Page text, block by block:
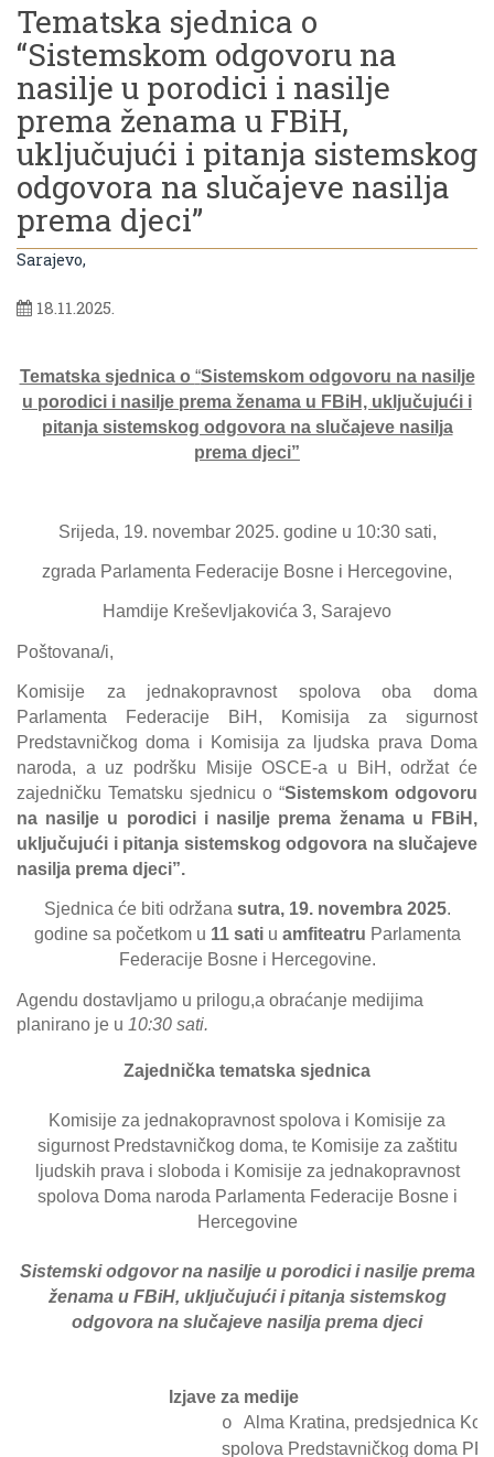
Tematska sjednica o
“Sistemskom odgovoru na
nasilje u porodici i nasilje
prema ženama u FBiH,
uključujući i pitanja sistemskog
odgovora na slučajeve nasilja
prema djeci”
Sarajevo,
18.11.2025.
Tematska sjednica o “Sistemskom odgovoru na nasilje
u porodici i nasilje prema ženama u FBiH, uključujući i
pitanja sistemskog odgovora na slučajeve nasilja
prema djeci”
Srijeda, 19. novembar 2025. godine u 10:30 sati,
zgrada Parlamenta Federacije Bosne i Hercegovine,
Hamdije Kreševljakovića 3, Sarajevo
Poštovana/i,
Komisije za jednakopravnost spolova oba doma
Parlamenta Federacije BiH, Komisija za sigurnost
Predstavničkog doma i Komisija za ljudska prava Doma
naroda, a uz podršku Misije OSCE-a u BiH, održat će
zajedničku Tematsku sjednicu o “Sistemskom odgovoru
na nasilje u porodici i nasilje prema ženama u FBiH,
uključujući i pitanja sistemskog odgovora na slučajeve
nasilja prema djeci”.
Sjednica će biti održana sutra, 19. novembra 2025.
godine sa početkom u 11 satiu amfiteatru Parlamenta
Federacije Bosne i Hercegovine.
Agendu dostavljamo u prilogu,a obraćanje medijima
planirano je u 10:30 sati.
Zajednička tematska sjednica
Komisije za jednakopravnost spolova i Komisije za
sigurnost Predstavničkog doma, te Komisije za zaštitu
ljudskih prava i sloboda i Komisije za jednakopravnost
spolova Doma naroda Parlamenta Federacije Bosne i
Hercegovine
Sistemski odgovor na nasilje u porodici i nasilje prema
ženama u FBiH, uključujući i pitanja sistemskog
odgovora na slučajeve nasilja prema djeci
Izjave za medije
o Alma Kratina, predsjednica
spolova Predstavničkog doma